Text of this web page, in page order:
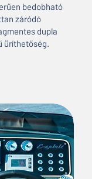
bedobható
záródó
dupla
üríthetőség.